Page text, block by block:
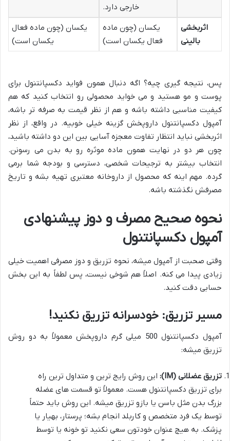
خارجی دارد.
اثربخشی
بالینی
یکسان (چون ماده
فعال یکسان است)
یکسان (چون ماده فعال
یکسان است)
پس، نتیجه گیری چیه؟ اگه دنبال همون فواید دکسپانتنول برای
پوست و مو هستید و می خواید محصولی رو انتخاب کنید که هم
کیفیت مناسبی داشته باشه و هم از نظر قیمت به صرفه تر باشه،
آمپول دکسپانتنول داروپخش گزینه خیلی خوبیه. در واقع، از نظر
اثربخشی نباید انتظار تفاوت معجزه آسایی بین این دو داشته باشید،
چون هر دو در نهایت همون ماده موثره رو به بدن می رسونن.
انتخاب بیشتر به ترجیحات شخصی، دسترسی و بودجه شما برمی
گرده. مهم اینه که محصول از داروخانه معتبری تهیه بشه و تاریخ
مصرفش نگذشته باشه.
نحوه صحیح مصرف و دوز پیشنهادی
آمپول دکسپانتنول
وقتی صحبت از آمپول میشه، نحوه تزریق و دوز مصرفی اهمیت خیلی
زیادی پیدا می کنه. اصلاً هم شوخی نیست، پس لطفاً به این بخش
حسابی دقت کنید.
مسیر تزریق: خودسرانه تزریق نکنید!
آمپول دکسپانتنول 500 میلی گرم داروپخش معمولاً به دو روش
تزریق میشه:
تزریق عضلانی (IM):
این روش رایج ترین و متداول ترین راه
برای تزریق دکسپانتنول هست. معمولاً تو قسمت های عضله
بزرگ بدن مثل باسن یا بازو تزریق میشه. این روش باید حتماً
توسط یک فرد متخصص و کاربلد انجام بشه؛ پرستار، بهیار یا
پزشک. به هیچ عنوان خودتون سعی نکنید تو خونه یا توسط